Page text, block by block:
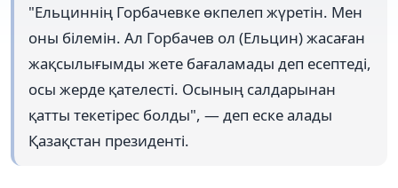
"Ельциннің Горбачевке өкпелеп жүретін. Мен
оны білемін. Ал Горбачев ол (Ельцин) жасаған
жақсылығымды жете бағаламады деп есептеді,
осы жерде қателесті. Осының салдарынан
қатты текетірес болды", — деп еске алады
Қазақстан президенті.